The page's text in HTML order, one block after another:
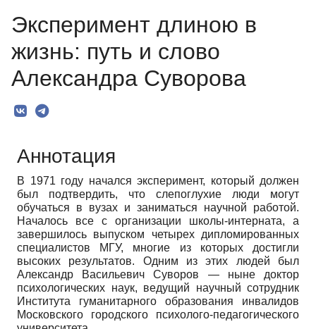
Эксперимент длиною в
жизнь: путь и слово
Александра Суворова
Аннотация
В 1971 году начался эксперимент, который должен
был подтвердить, что слепоглухие люди могут
обучаться в вузах и заниматься научной работой.
Началось все с организации школы-интерната, а
завершилось выпуском четырех дипломированных
специалистов МГУ, многие из которых достигли
высоких результатов. Одним из этих людей был
Александр Васильевич Суворов — ныне доктор
психологических наук, ведущий научный сотрудник
Института гуманитарного образования инвалидов
Московского городского психолого-педагогического